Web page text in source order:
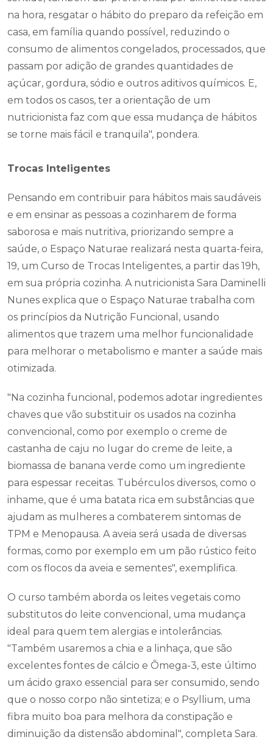
na hora, resgatar o hábito do preparo da refeição em
casa, em família quando possível, reduzindo o
consumo de alimentos congelados, processados, que
passam por adição de grandes quantidades de
açúcar, gordura, sódio e outros aditivos químicos. E,
em todos os casos, ter a orientação de um
nutricionista faz com que essa mudança de hábitos
se torne mais fácil e tranquila", pondera.
Trocas Inteligentes
Pensando em contribuir para hábitos mais saudáveis
e em ensinar as pessoas a cozinharem de forma
saborosa e mais nutritiva, priorizando sempre a
saúde, o Espaço Naturae realizará nesta quarta-feira,
19, um Curso de Trocas Inteligentes, a partir das 19h,
em sua própria cozinha. A nutricionista Sara Daminelli
Nunes explica que o Espaço Naturae trabalha com
os princípios da Nutrição Funcional, usando
alimentos que trazem uma melhor funcionalidade
para melhorar o metabolismo e manter a saúde mais
otimizada.
"Na cozinha funcional, podemos adotar ingredientes
chaves que vão substituir os usados na cozinha
convencional, como por exemplo o creme de
castanha de caju no lugar do creme de leite, a
biomassa de banana verde como um ingrediente
para espessar receitas. Tubérculos diversos, como o
inhame, que é uma batata rica em substâncias que
ajudam as mulheres a combaterem sintomas de
TPM e Menopausa. A aveia será usada de diversas
formas, como por exemplo em um pão rústico feito
com os flocos da aveia e sementes", exemplifica.
O curso também aborda os leites vegetais como
substitutos do leite convencional, uma mudança
ideal para quem tem alergias e intolerâncias.
"Também usaremos a chia e a linhaça, que são
excelentes fontes de cálcio e Ômega-3, este último
um ácido graxo essencial para ser consumido, sendo
que o nosso corpo não sintetiza; e o Psyllium, uma
fibra muito boa para melhora da constipação e
diminuição da distensão abdominal", completa Sara.